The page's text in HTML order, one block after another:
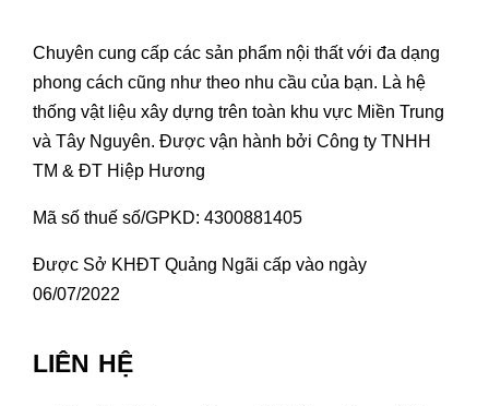
Chuyên cung cấp các sản phẩm nội thất với đa dạng
phong cách cũng như theo nhu cầu của bạn. Là hệ
thống vật liệu xây dựng trên toàn khu vực Miền Trung
và Tây Nguyên. Được vận hành bởi Công ty TNHH
TM & ĐT Hiệp Hương
Mã số thuế số/GPKD: 4300881405
Được Sở KHĐT Quảng Ngãi cấp vào ngày
06/07/2022
LIÊN HỆ